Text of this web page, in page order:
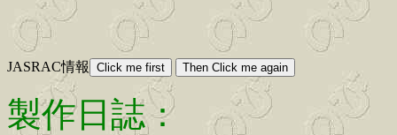
JASRAC情報
製作日誌：